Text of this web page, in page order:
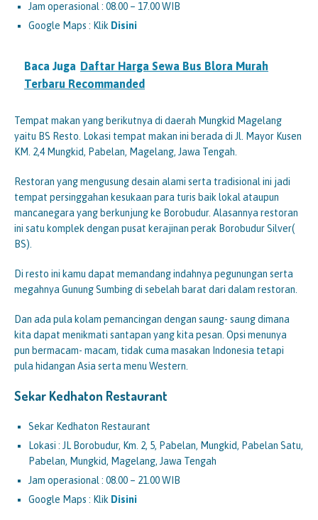
Jam operasional : 08.00 – 17.00 WIB
Google Maps : Klik Disini
Baca Juga Daftar Harga Sewa Bus Blora Murah
Terbaru Recommanded
Tempat makan yang berikutnya di daerah Mungkid Magelang
yaitu BS Resto. Lokasi tempat makan ini berada di Jl. Mayor Kusen
KM. 2,4 Mungkid, Pabelan, Magelang, Jawa Tengah.
Restoran yang mengusung desain alami serta tradisional ini jadi
tempat persinggahan kesukaan para turis baik lokal ataupun
mancanegara yang berkunjung ke Borobudur. Alasannya restoran
ini satu komplek dengan pusat kerajinan perak Borobudur Silver(
BS).
Di resto ini kamu dapat memandang indahnya pegunungan serta
megahnya Gunung Sumbing di sebelah barat dari dalam restoran.
Dan ada pula kolam pemancingan dengan saung- saung dimana
kita dapat menikmati santapan yang kita pesan. Opsi menunya
pun bermacam- macam, tidak cuma masakan Indonesia tetapi
pula hidangan Asia serta menu Western.
Sekar Kedhaton Restaurant
Sekar Kedhaton Restaurant
Lokasi : JL Borobudur, Km. 2, 5, Pabelan, Mungkid, Pabelan Satu,
Pabelan, Mungkid, Magelang, Jawa Tengah
Jam operasional : 08.00 – 21.00 WIB
Google Maps : Klik Disini